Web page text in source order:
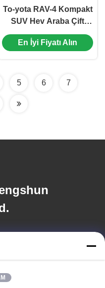
To-yota RAV-4 Kompakt
SUV Hev Araba Çift
motorlu 2.5L Cvt Elite
Sürüm 5 Koltuklu SUV
En İyi Fiyatı Alın
5 6 7